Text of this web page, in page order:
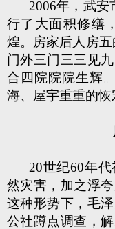
2006年，武安
行了大面积修缮
煌。房家后人房
门外三门三三见
合四院院院生辉
海、屋宇重重的恢
20世纪60年
然灾害，加之浮
这种形势下，毛
公社蹲点调查，